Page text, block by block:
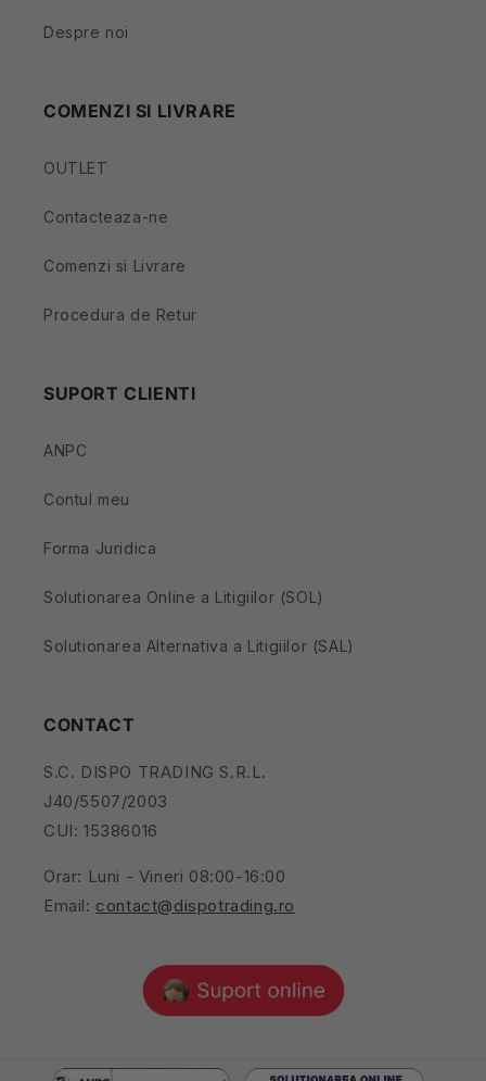
Despre noi
COMENZI SI LIVRARE
OUTLET
Contacteaza-ne
Comenzi si Livrare
Procedura de Retur
SUPORT CLIENTI
ANPC
Contul meu
Forma Juridica
Solutionarea Online a Litigiilor (SOL)
Solutionarea Alternativa a Litigiilor (SAL)
CONTACT
S.C. DISPO TRADING S.R.L.
J40/5507/2003
CUI: 15386016
Orar: Luni - Vineri 08:00-16:00
Email: contact@dispotrading.ro